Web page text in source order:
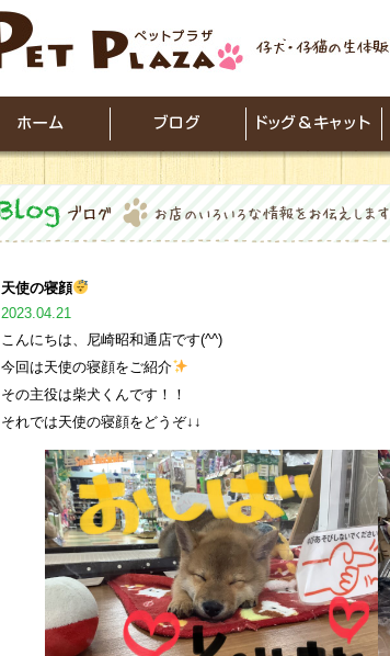
天使の寝顔
2023.04.21
こんにちは、尼崎昭和通店です(^^)
今回は天使の寝顔をご紹介
その主役は柴犬くんです！！
それでは天使の寝顔をどうぞ↓↓